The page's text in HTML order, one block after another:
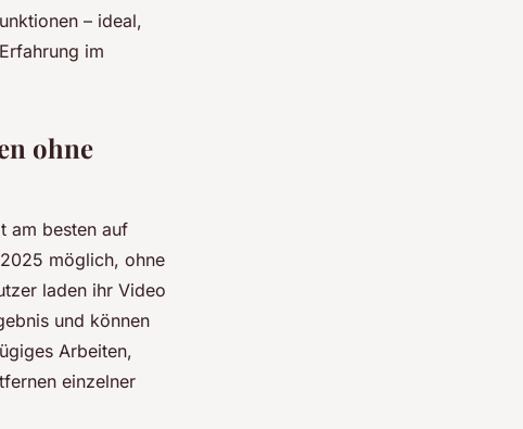
– ideal,
im
ohne
am besten auf
möglich, ohne
laden ihr Video
und können
Arbeiten,
einzelner